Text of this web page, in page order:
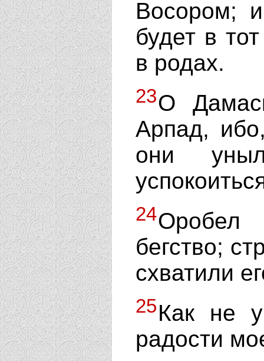
Восором;
будет в
в родах.
23О
Арпад,
они
24Оробел
бегство;
схватили
25Как не
радости